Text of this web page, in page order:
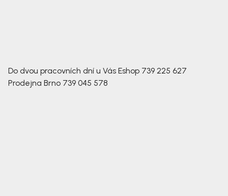
Do dvou pracovních dní u Vás Eshop 739 225 627
Prodejna Brno 739 045 578